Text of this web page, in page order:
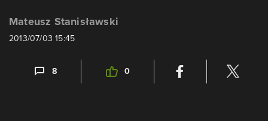
Mateusz Stanisławski
2013/07/03 15:45
8 0